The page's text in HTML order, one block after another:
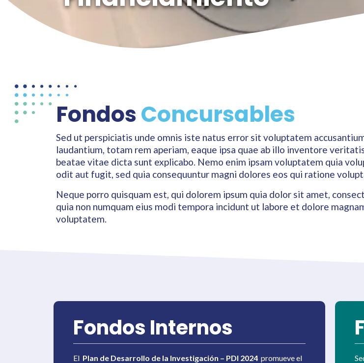
FondosConcursables
Sed ut perspiciatis unde omnis iste natus error sit voluptatem
laudantium, totam rem aperiam, eaque ipsa quae ab illo inventore
beatae vitae dicta sunt explicabo. Nemo enim ipsam voluptatem quia
odit aut fugit, sed quia consequuntur magni dolores eos qui ratione
Neque porro quisquam est, qui dolorem ipsum quia dolor sit amet,
quia non numquam eius modi tempora incidunt ut labore et dolore
voluptatem.
Fondos Internos
El Plan de Desarrollo de la Investigación – PDI 2024 promueve el